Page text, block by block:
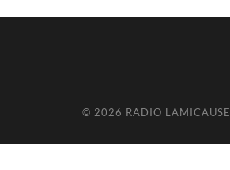
© 2026 RADIO LAMICAUSE